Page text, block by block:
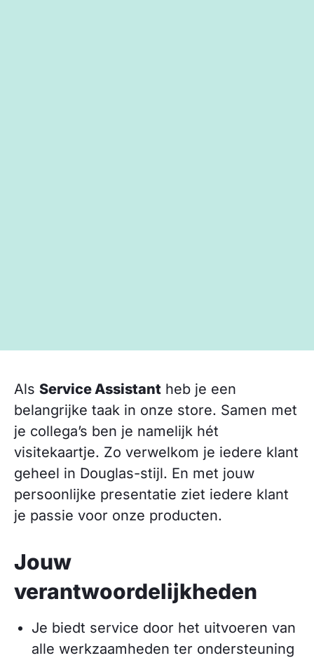
Als Service Assistant heb je een
belangrijke taak in onze store. Samen met
je collega’s ben je namelijk hét
visitekaartje. Zo verwelkom je iedere klant
geheel in Douglas-stijl. En met jouw
persoonlijke presentatie ziet iedere klant
je passie voor onze producten.
Jouw
verantwoordelijkheden
Je biedt service door het uitvoeren van
alle werkzaamheden ter ondersteuning